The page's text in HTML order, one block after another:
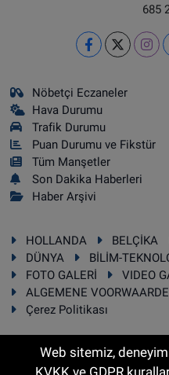
685
Nöbetçi Eczaneler
Hava Durumu
Trafik Durumu
Puan Durumu ve Fikstür
Tüm Manşetler
Son Dakika Haberleri
Haber Arşivi
HOLLANDA BELÇİKA
DÜNYA
BİLİM-
FOTO GALERİ
VIDEO
ALGEMENE
Çerez Politikası
Web sitemiz,
KVKK ve GDPR